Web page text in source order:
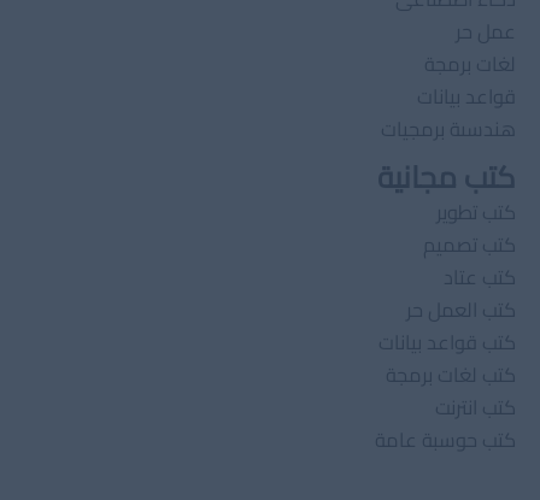
عمل حر
لغات برمجة
قواعد بيانات
هندسىة برمجيات
كتب مجانية
كتب تطوير
كتب تصميم
كتب عتاد
كتب العمل حر
كتب قواعد بيانات
كتب لغات برمجة
كتب انترنت
كتب حوسبة عامة